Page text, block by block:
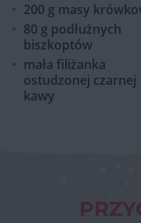
200 g masy
80 g podłużnych
biszkoptów
mała filiżanka
ostudzonej czarnej
kawy